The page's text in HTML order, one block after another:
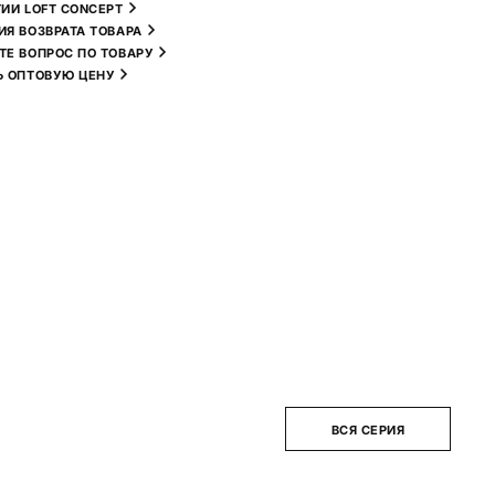
LOFT CONCEPT
ВОЗВРАТА ТОВАРА
ВОПРОС ПО ТОВАРУ
ОПТОВУЮ ЦЕНУ
ВСЯ СЕРИЯ